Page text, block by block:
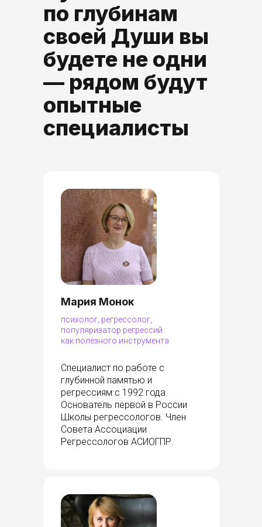
по глубинам
своей Души вы
будете не одни
— рядом будут
опытные
специалисты
Специалист по работе с
глубинной памятью и
регрессиям с 1992 года.
Основатель первой в России
Школы регрессологов. Член
Совета Ассоциации
Регрессологов АСИОГПР.
Мария Монок
психолог, регрессолог,
популяризатор регрессий
как полезного инструмента